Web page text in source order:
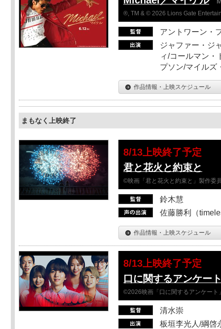
®, TM & © 2026 Lions Gate
アントワーン・
ジャファー・ジ
ィ/コールマン・
プソン/マイルズ
作品情報・上映スケジュール
まもなく上映終了
8/13上映終了予定
君と花火と約束と
©映画「君と花火と約束と」製作委
鈴木慧
佐藤勝利（
作品情報・上映スケジュール
8/13上映終了予定
口に関するアンケー
©2026映画「口に関するアンケート
清水崇
板垣李光人/綱啓